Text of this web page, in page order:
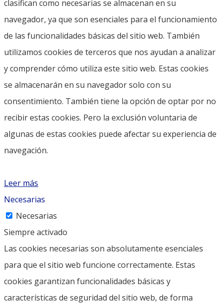
clasifican como necesarias se almacenan en su
navegador, ya que son esenciales para el funcionamiento
de las funcionalidades básicas del sitio web. También
utilizamos cookies de terceros que nos ayudan a analizar
y comprender cómo utiliza este sitio web. Estas cookies
se almacenarán en su navegador solo con su
consentimiento. También tiene la opción de optar por no
recibir estas cookies. Pero la exclusión voluntaria de
algunas de estas cookies puede afectar su experiencia de
navegación.
Leer más
Necesarias
Necesarias
Siempre activado
Las cookies necesarias son absolutamente esenciales
para que el sitio web funcione correctamente. Estas
cookies garantizan funcionalidades básicas y
características de seguridad del sitio web, de forma